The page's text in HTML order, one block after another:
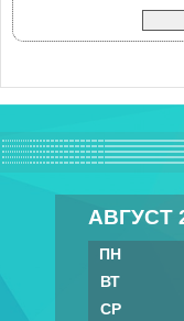
АВГУСТ
ПН
ВТ
СР